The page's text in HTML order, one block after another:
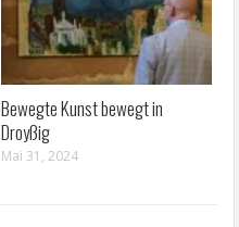
Haynsburg – Überraschende
Erfahrungsräume